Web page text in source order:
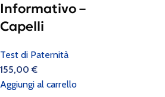
Informativo –
Capelli
Test di Paternità
155,00€
Aggiungi al carrello